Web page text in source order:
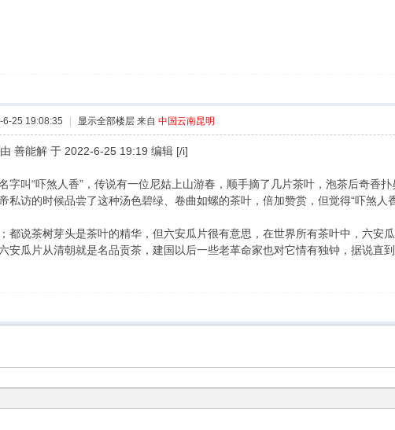
6-25 19:08:35 显示全部楼层 来自 中国云南昆明
善能解 于 2022-6-25 19:19 编辑 [/i]
字叫“吓煞人香”，传说有一位尼姑上山游春，顺手摘了几片茶叶，泡茶后奇香
私访的时候品尝了这种汤色碧绿、卷曲如螺的茶叶，倍加赞赏，但觉得“吓煞人
都说茶树芽头是茶叶的精华，但六安瓜片很有意思，在世界所有茶叶中，六
安瓜片从清朝就是名品贡茶，建国以后一些老革命家也对它情有独钟，据说直